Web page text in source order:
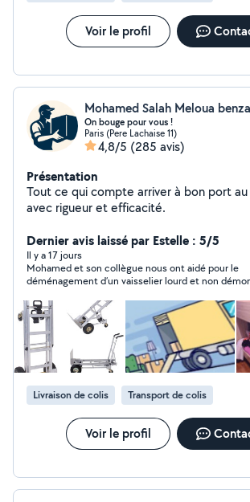
Voir le profil
Mohamed Salah Meloua
On bouge pour vous !
Paris (Pere Lachaise 11)
4,8/5 (285 avis)
Présentation
Tout ce qui compte arriver à bon port
avec rigueur et efficacité.
Dernier avis laissé par Estelle : 5/5
Il y a 17 jours
Mohamed et son collègue nous ont aidé pour le
déménagement d’un vaisselier lourd et non
très bien passé, y compris le démontage et
portes du vaisselier ! Encore merci et à bientôt !
Livraison de colis Transport de colis
Voir le profil